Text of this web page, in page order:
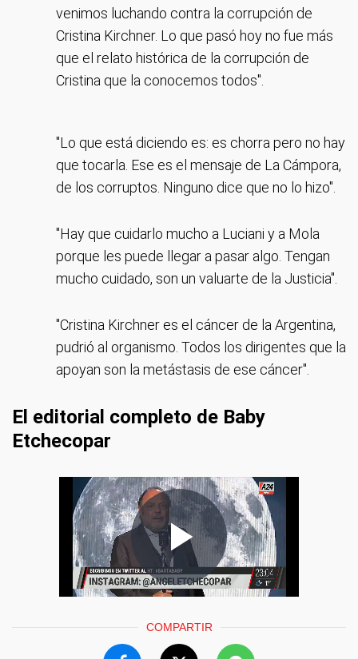
venimos luchando contra la corrupción de
Cristina Kirchner. Lo que pasó hoy no fue más
que el relato histórica de la corrupción de
Cristina que la conocemos todos".
"Lo que está diciendo es: es chorra pero no hay
que tocarla. Ese es el mensaje de La Cámpora,
de los corruptos. Ninguno dice que no lo hizo".
"Hay que cuidarlo mucho a Luciani y a Mola
porque les puede llegar a pasar algo. Tengan
mucho cuidado, son un valuarte de la Justicia".
"Cristina Kirchner es el cáncer de la Argentina,
pudrió al organismo. Todos los dirigentes que la
apoyan son la metástasis de ese cáncer".
El editorial completo de Baby
Etchecopar
COMPARTIR